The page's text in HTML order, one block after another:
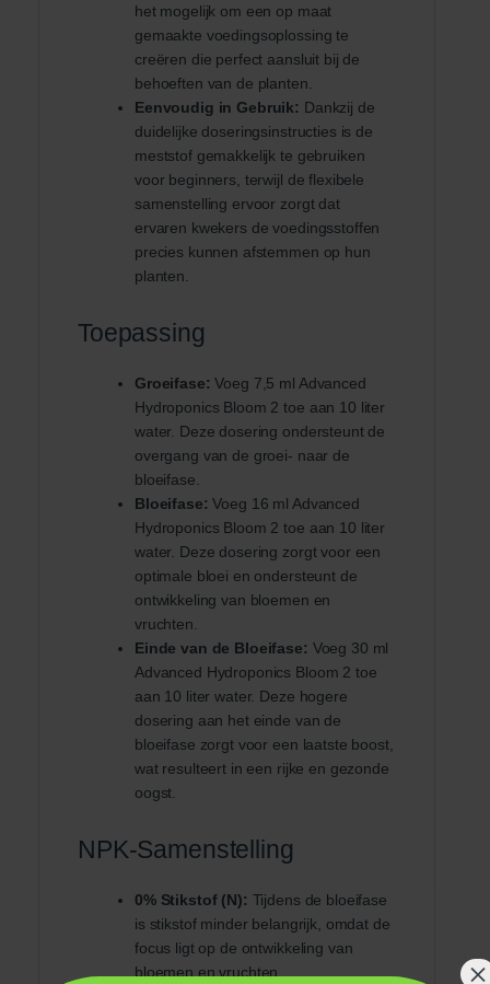
het mogelijk om een op maat
gemaakte voedingsoplossing te
creëren die perfect aansluit bij de
behoeften van de planten.
Eenvoudig in Gebruik: Dankzij de
duidelijke doseringsinstructies is de
meststof gemakkelijk te gebruiken
voor beginners, terwijl de flexibele
samenstelling ervoor zorgt dat
ervaren kwekers de voedingsstoffen
precies kunnen afstemmen op hun
planten.
Toepassing
Groeifase: Voeg 7,5 ml Advanced
Hydroponics Bloom 2 toe aan 10 liter
water. Deze dosering ondersteunt de
overgang van de groei- naar de
bloeifase.
Bloeifase: Voeg 16 ml Advanced
Hydroponics Bloom 2 toe aan 10 liter
water. Deze dosering zorgt voor een
optimale bloei en ondersteunt de
ontwikkeling van bloemen en
vruchten.
Einde van de Bloeifase: Voeg 30 ml
Advanced Hydroponics Bloom 2 toe
aan 10 liter water. Deze hogere
dosering aan het einde van de
bloeifase zorgt voor een laatste boost,
wat resulteert in een rijke en gezonde
oogst.
NPK-Samenstelling
0% Stikstof (N): Tijdens de bloeifase
is stikstof minder belangrijk, omdat de
focus ligt op de ontwikkeling van
bloemen en vruchten.
×